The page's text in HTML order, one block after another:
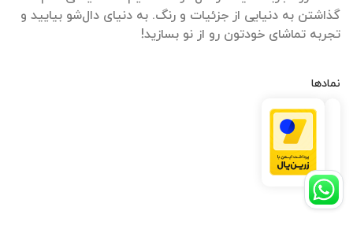
گذاشتن به دنیایی از جزئیات و رنگ. به دنیای دال‌شو بیایید و
تجربه تماشای خودتون رو از نو بسازید!
نمادها